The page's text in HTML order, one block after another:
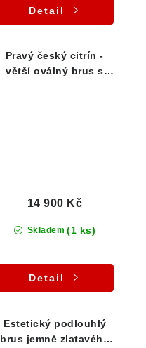
Detail
Pravý český citrín -
větší oválný brus s
Skladem (1 ks)
14 900 Kč
Detail
Estetický podlouhlý
brus jemně zlatavého